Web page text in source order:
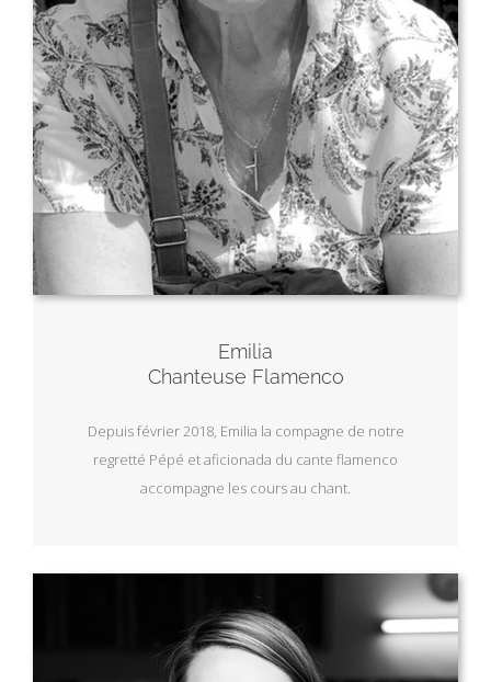
Emilia
Chanteuse Flamenco
Depuis février 2018, Emilia la compagne de notre
regretté Pépé et aficionada du cante flamenco
accompagne les cours au chant.